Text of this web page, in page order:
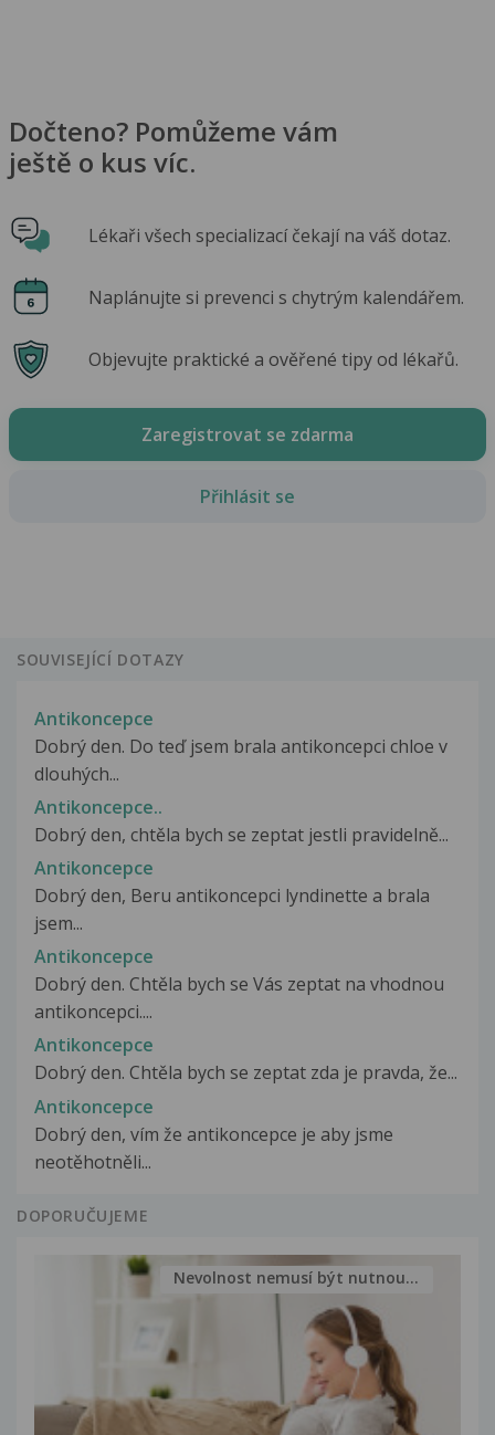
Dočteno? Pomůžeme vám
ještě o kus víc.
Lékaři všech specializací čekají na váš dotaz.
Naplánujte si prevenci s chytrým kalendářem.
Objevujte praktické a ověřené tipy od lékařů.
Zaregistrovat se zdarma
Přihlásit se
SOUVISEJÍCÍ DOTAZY
Antikoncepce
Dobrý den. Do teď jsem brala antikoncepci chloe v
dlouhých...
Antikoncepce..
Dobrý den, chtěla bych se zeptat jestli pravidelně...
Antikoncepce
Dobrý den, Beru antikoncepci lyndinette a brala
jsem...
Antikoncepce
Dobrý den. Chtěla bych se Vás zeptat na vhodnou
antikoncepci....
Antikoncepce
Dobrý den. Chtěla bych se zeptat zda je pravda, že...
Antikoncepce
Dobrý den, vím že antikoncepce je aby jsme
neotěhotněli...
DOPORUČUJEME
Nevolnost nemusí být nutnou...